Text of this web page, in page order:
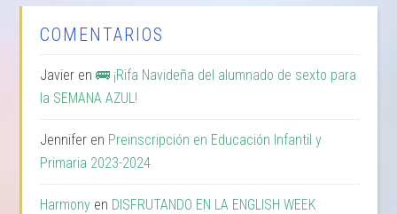
COMENTARIOS
Javier en🚌 ¡Rifa Navideña del alumnado de sexto para
la SEMANA AZUL!
Jennifer en Preinscripción en Educación Infantil y
Primaria 2023-2024
Harmony en DISFRUTANDO EN LA ENGLISH WEEK